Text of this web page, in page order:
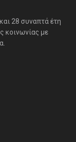
28 συναπτά έτη
κοινωνίας με